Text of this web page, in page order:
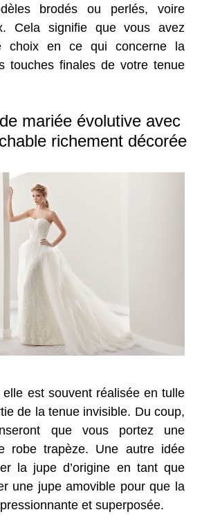
brodés ou perlés, voire
Cela signifie que vous avez
choix en ce qui concerne la
touches finales de votre tenue
mariée évolutive avec
richement décorée
est souvent réalisée en tulle
de la tenue invisible. Du coup,
que vous portez une
robe trapèze. Une autre idée
la jupe d’origine en tant que
une jupe amovible pour que la
et superposée.